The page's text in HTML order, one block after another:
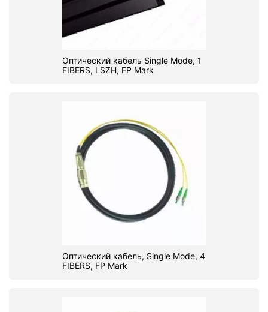
Оптический кабель Single Mode, 1
FIBERS, LSZH, FP Mark
Оптический кабель, Single Mode, 4
FIBERS, FP Mark